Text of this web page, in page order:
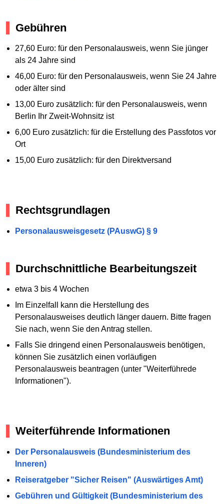
Gebühren
27,60 Euro: für den Personalausweis, wenn Sie jünger
als 24 Jahre sind
46,00 Euro: für den Personalausweis, wenn Sie 24 Jahre
oder älter sind
13,00 Euro zusätzlich: für den Personalausweis, wenn
Berlin Ihr Zweit-Wohnsitz ist
6,00 Euro zusätzlich: für die Erstellung des Passfotos vor
Ort
15,00 Euro zusätzlich: für den Direktversand
Rechtsgrundlagen
Personalausweisgesetz (PAuswG) § 9
Durchschnittliche Bearbeitungszeit
etwa 3 bis 4 Wochen
Im Einzelfall kann die Herstellung des
Personalausweises deutlich länger dauern. Bitte fragen
Sie nach, wenn Sie den Antrag stellen.
Falls Sie dringend einen Personalausweis benötigen,
können Sie zusätzlich einen vorläufigen
Personalausweis beantragen (unter "Weiterführede
Informationen").
Weiterführende Informationen
Der Personalausweis (Bundesministerium des
Inneren)
Reiseratgeber "Sicher Reisen" (Auswärtiges Amt)
Gebühren und Gültigkeit (Bundesministerium des